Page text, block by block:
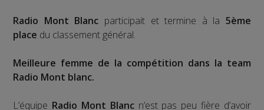
Radio Mont Blanc participait et termine à la 5ème
place du classement général.
Meilleure femme de la compétition dans la team
Radio Mont blanc.
L’équipe Radio Mont Blancn’est pas peu fière d’avoir